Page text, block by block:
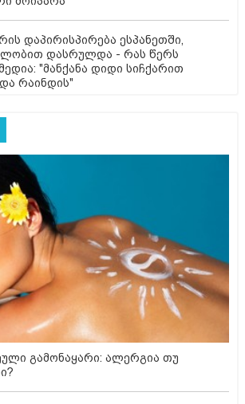
დაპირისპირება ესპანეთში,
დასრულდა - რას წერს
"მანქანა დიდი სიჩქარით
რაინდის"
გამონაყარი: ალერგია თუ